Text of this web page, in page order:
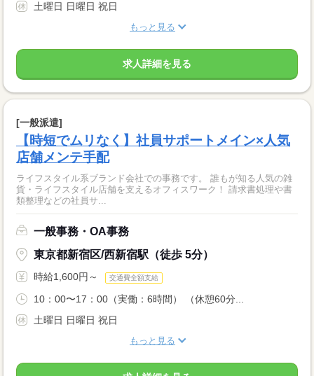
土曜日 日曜日 祝日
もっと見る
求人詳細を見る
[一般派遣]
【時短でムリなく】社員サポートメイン×人気
店舗メンテ手配
ライフスタイル系ブランド会社での事務です。 誰もが知る人気の雑
貨・ライフスタイル店舗を支えるオフィスワーク！ 請求書処理や書
類整理などの社員サ...
一般事務・OA事務
東京都新宿区/西新宿駅（徒歩 5分）
時給1,600円～ 交通費全額支給
10：00〜17：00（実働：6時間） （休憩60分...
土曜日 日曜日 祝日
もっと見る